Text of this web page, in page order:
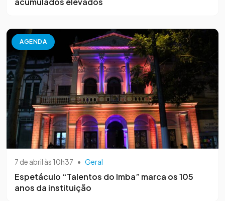
AGENDA
7 de abril às 10h37 • Geral
Espetáculo “Talentos do Imba” marca os 105
anos da instituição